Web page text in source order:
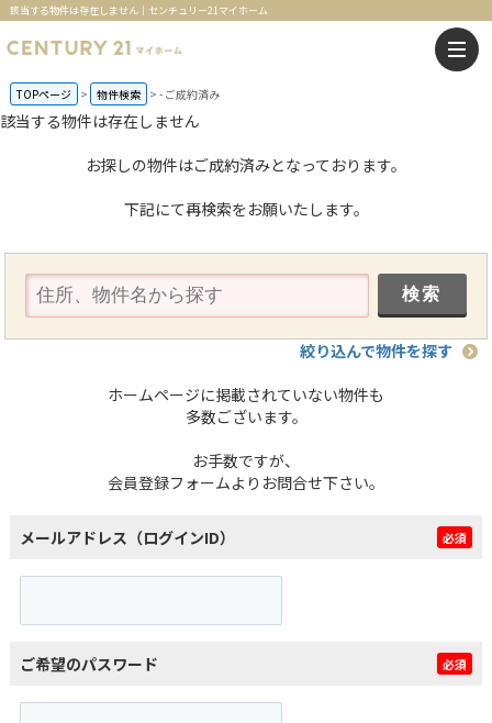
該当する物件は存在しません｜センチュリー21マイホーム
TOPページ 物件検索 - ご成約済み
該当する物件は存在しません
お探しの物件はご成約済みとなっております。
下記にて再検索をお願いたします。
絞り込んで物件を探す
ホームページに掲載されていない物件も
多数ございます。
お手数ですが、
会員登録フォームよりお問合せ下さい。
メールアドレス（ログインID） 必須
ご希望のパスワード 必須